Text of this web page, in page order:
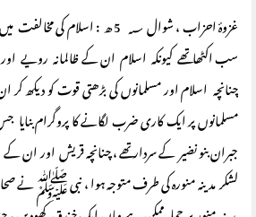
غزوۂ احزاب ، شوال ؁ 5 ھ : اسلام
سب اکٹھا تھے کیونکہ اسلام ان کے ظالمانہ رویے
چنانچہ اسلام اور مسلمانوں کی بڑھتی قوت کو دیکھ
مسلمانوں پر ایک کاری ضرب لگانے کا پروگرام
جبران بنو نضیر کے سردار تھے ، چنانچہ قریش اور ان
لشکر مدینہ منورہ کی طرف متوجہ ہوا ، نبی ﷺ نے